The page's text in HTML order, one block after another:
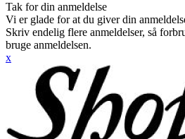
Tak for din anmeldelse
Vi er glade for at du giver din
Skriv endelig flere anmeldelser, så
bruge anmeldelsen.
x